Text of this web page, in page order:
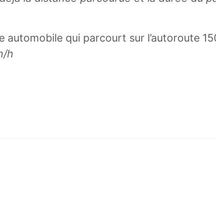
qui parcourt sur l’autoroute
h